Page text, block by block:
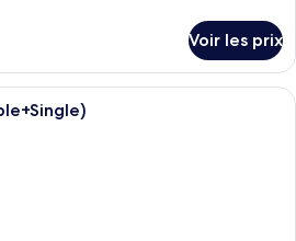
Voir les prix
Une chambre d’hôtel avec deux lits